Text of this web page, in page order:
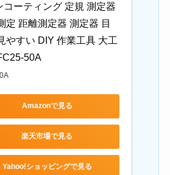
コーティング 定規 測定器
定 距離測定器 測定器 目
やすい DIY 作業工具 大工
50A
Amazonで見る
楽天市場で見る
Yahoo!ショッピングで見る